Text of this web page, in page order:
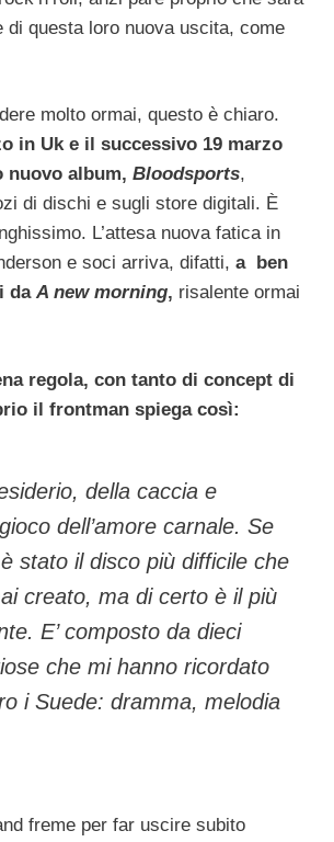
di questa loro nuova uscita, come
molto ormai, questo è chiaro.
in Uk e il successivo 19 marzo
nuovo album, Bloodsports,
di dischi e sugli store digitali. È
L’attesa nuova fatica in
e soci arriva, difatti, a ben
da A new morning, risalente ormai
regola, con tanto di concept di
il frontman spiega così:
della caccia e
dell’amore carnale. Se
stato il disco più difficile che
creato, ma di certo è il più
E’ composto da dieci
che mi hanno ricordato
i Suede: dramma, melodia
freme per far uscire subito